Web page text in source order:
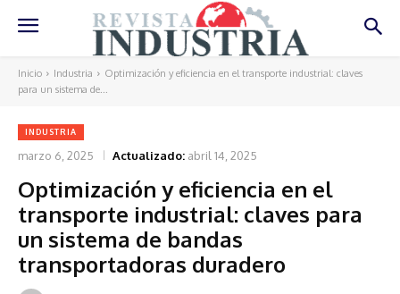
Inicio Industria
Optimización y eficiencia en el transporte industrial: claves
para un sistema de...
INDUSTRIA
marzo 6, 2025 Actualizado: abril 14, 2025
Optimización y eficiencia en el
transporte industrial: claves para
un sistema de bandas
transportadoras duradero